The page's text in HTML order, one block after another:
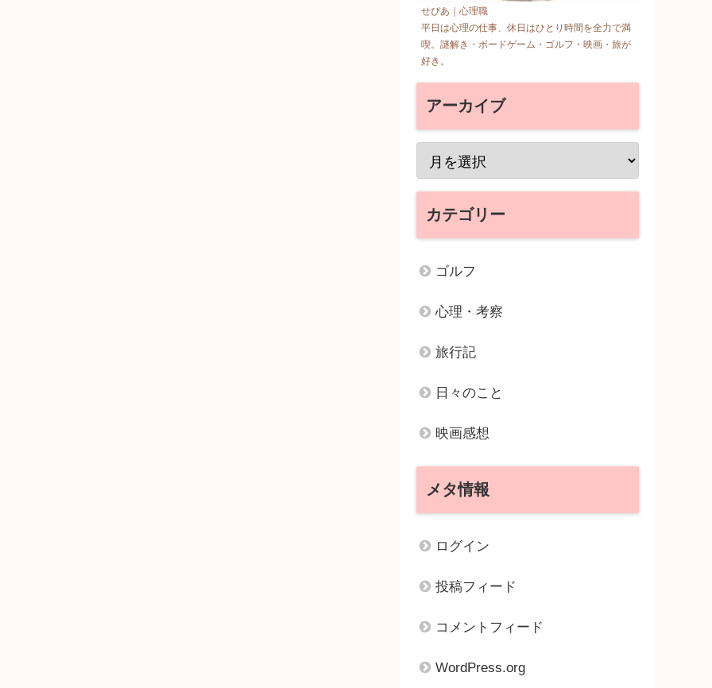
せぴあ｜心理職
平日は心理の仕事、休日はひとり時間を全力で満
喫。謎解き・ボードゲーム・ゴルフ・映画・旅が
好き。
アーカイブ
カテゴリー
ゴルフ
心理・考察
旅行記
日々のこと
映画感想
メタ情報
ログイン
投稿フィード
コメントフィード
WordPress.org